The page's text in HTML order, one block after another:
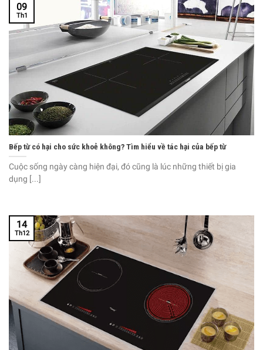
Bếp từ có hại cho sức khoẻ không? Tìm hiểu về tác hại của bếp từ
Cuộc sống ngày càng hiện đại, đó cũng là lúc những thiết bị gia
dụng [...]
09
Th1
14
Th12